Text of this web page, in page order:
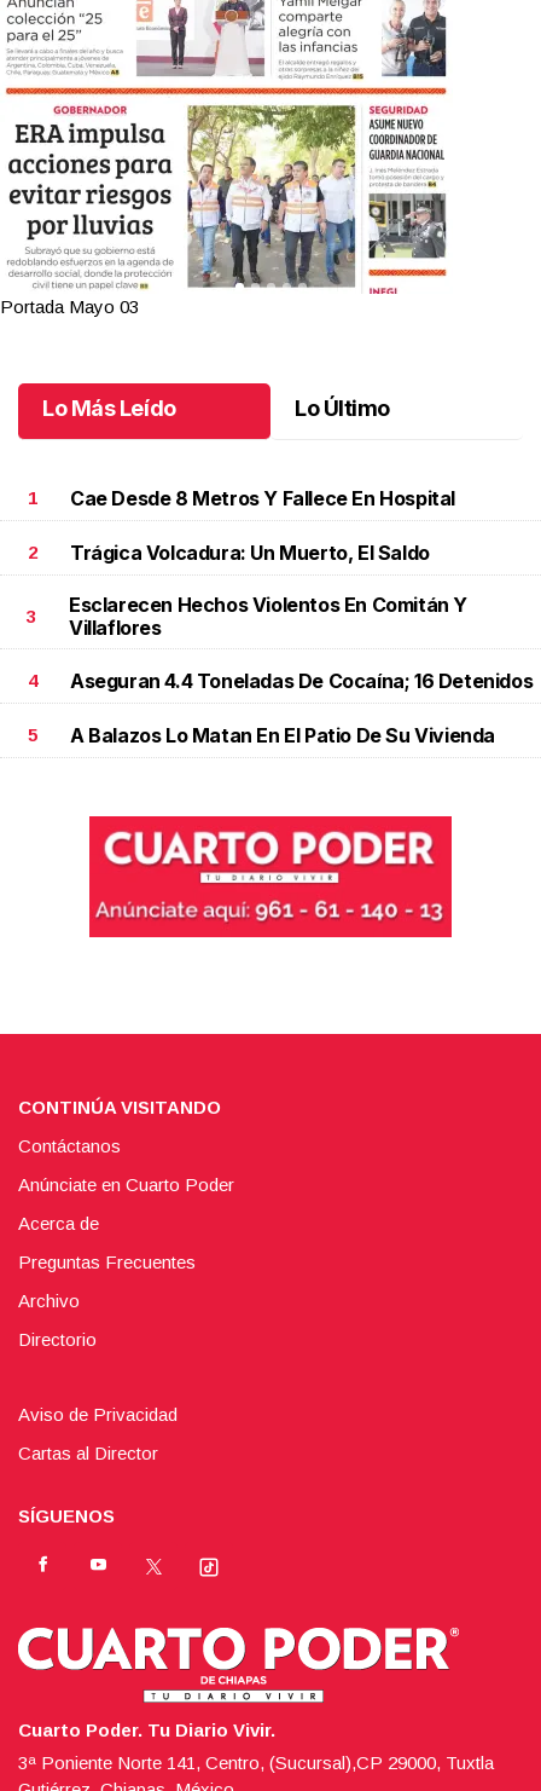
Portada Mayo 03
Lo Más Leído Lo Último
1 Cae Desde 8 Metros Y Fallece En Hospital
2 Trágica Volcadura: Un Muerto, El Saldo
3
Esclarecen Hechos Violentos En Comitán Y
Villaflores
4 Aseguran 4.4 Toneladas De Cocaína; 16 Detenidos
5 A Balazos Lo Matan En El Patio De Su Vivienda
CONTINÚA VISITANDO
Contáctanos
Anúnciate en Cuarto Poder
Acerca de
Preguntas Frecuentes
Archivo
Directorio
Aviso de Privacidad
Cartas al Director
SÍGUENOS
Cuarto Poder. Tu Diario Vivir.
3ª Poniente Norte 141, Centro, (Sucursal),CP 29000, Tuxtla